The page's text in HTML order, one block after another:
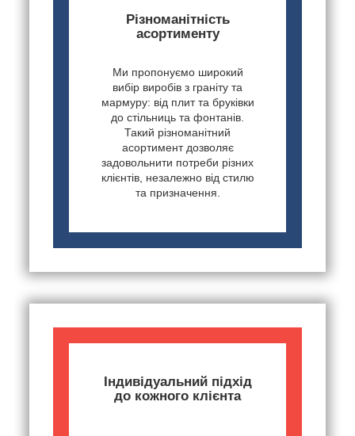
Різноманітність
асортименту
Ми пропонуємо широкий
вибір виробів з граніту та
мармуру: від плит та бруківки
до стільниць та фонтанів.
Такий різноманітний
асортимент дозволяє
задовольнити потреби різних
клієнтів, незалежно від стилю
та призначення.
Індивідуальний підхід
до кожного клієнта